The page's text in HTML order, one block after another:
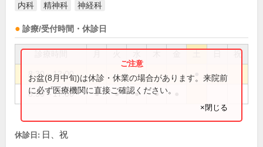
内科 精神科 神経科
診療/受付時間・休診日
祝
8:30～12:00
8:30～17:00 ● ● ● ●
お盆(8月中旬)は休診・休業の場合があります。来院前
に必ず医療機関に直接ご確認ください。
×閉じる
休診日: 日、祝